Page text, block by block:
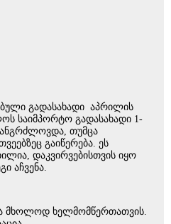
გადასახადი აპრილის
საიმპორტო გადასახადი 1-
თუმცა
გაიწერება. ეს
დაკვირვებისთვის იყო
აჩვენა.
მხოლოდ ხელმომწერთათვის.